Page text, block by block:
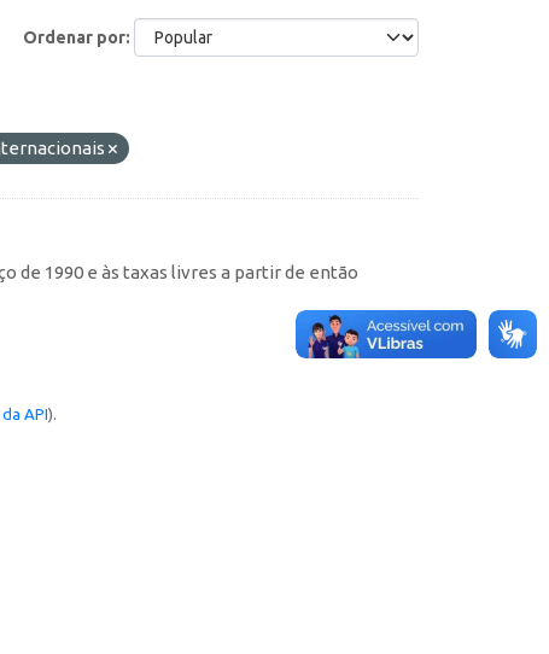
Ordenar por
de 1990 e às taxas livres a partir de então
API).